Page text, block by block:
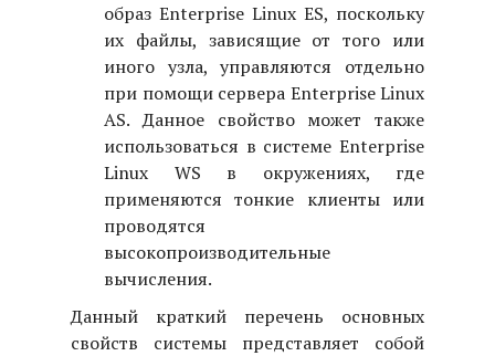
образ Enterprise Linux ES, поскольку
их файлы, зависящие от того или
иного узла, управляются отдельно
при помощи сервера Enterprise Linux
AS. Данное свойство может также
использоваться в системе Enterprise
Linux WS в окружениях, где
применяются тонкие клиенты или
проводятся
высокопроизводительные
вычисления.
Данный краткий перечень основных
свойств системы представляет собой